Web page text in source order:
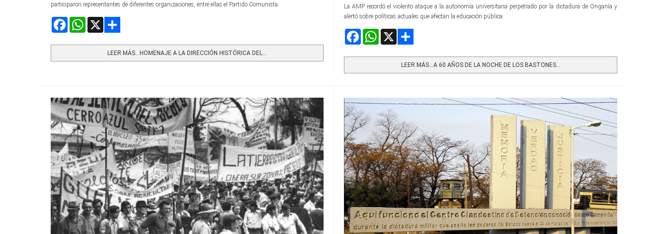
participaron representantes de diferentes organizaciones, entre ellas el Partido Comunista.
FacebookWhatsApp
LEER MÁS…HOMENAJE A LA DIRECCIÓN HISTÓRICA DEL...
La AMP recordó el violento ataque a la autonomía universitaria perpetrado por la dictadura de Onganía y
alertó sobre políticas actuales que afectan la educación pública.
FacebookWhatsApp
LEER MÁS…A 60 AÑOS DE LA NOCHE DE LOS BASTONES...